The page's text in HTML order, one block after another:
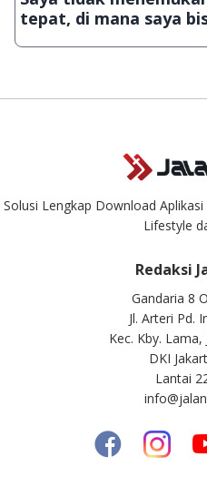
download secara manual,
aplikasi & games tidak dapat
singkat.
tepat, di mana saya
Kami dengan senang hati
Solusi Lengkap Download
Lifestyle
Redaksi
Gandaria 8
Jl. Arteri Pd.
Kec. Kby.
DKI
Lantai